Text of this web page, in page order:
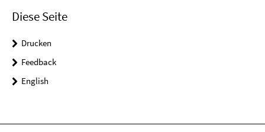
Diese Seite
Drucken
Feedback
English